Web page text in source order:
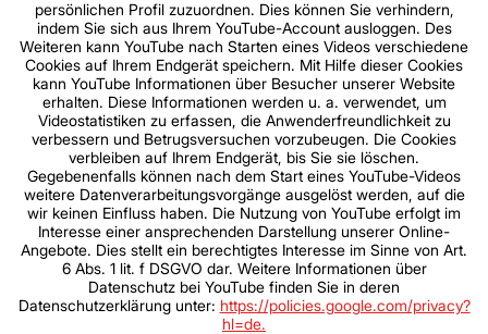
persönlichen Profil zuzuordnen. Dies können Sie verhindern,
indem Sie sich aus Ihrem YouTube-Account ausloggen. Des
Weiteren kann YouTube nach Starten eines Videos verschiedene
Cookies auf Ihrem Endgerät speichern. Mit Hilfe dieser Cookies
kann YouTube Informationen über Besucher unserer Website
erhalten. Diese Informationen werden u. a. verwendet, um
Videostatistiken zu erfassen, die Anwenderfreundlichkeit zu
verbessern und Betrugsversuchen vorzubeugen. Die Cookies
verbleiben auf Ihrem Endgerät, bis Sie sie löschen.
Gegebenenfalls können nach dem Start eines YouTube-Videos
weitere Datenverarbeitungsvorgänge ausgelöst werden, auf die
wir keinen Einfluss haben. Die Nutzung von YouTube erfolgt im
Interesse einer ansprechenden Darstellung unserer Online-
Angebote. Dies stellt ein berechtigtes Interesse im Sinne von Art.
6 Abs. 1 lit. f DSGVO dar. Weitere Informationen über
Datenschutz bei YouTube finden Sie in deren
Datenschutzerklärung unter: https://policies.google.com/privacy?
hl=de.